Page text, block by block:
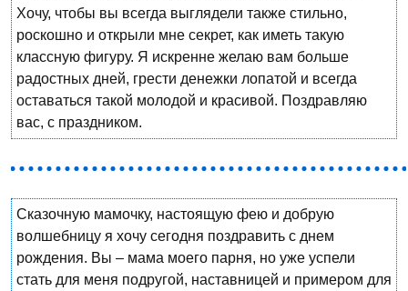
Хочу, чтобы вы всегда выглядели также стильно,
роскошно и открыли мне секрет, как иметь такую
классную фигуру. Я искренне желаю вам больше
радостных дней, грести денежки лопатой и всегда
оставаться такой молодой и красивой. Поздравляю
вас, с праздником.
Сказочную мамочку, настоящую фею и добрую
волшебницу я хочу сегодня поздравить с днем
рождения. Вы – мама моего парня, но уже успели
стать для меня подругой, наставницей и примером для